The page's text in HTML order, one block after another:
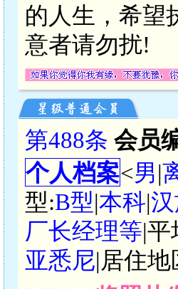
的人生，希望
意者请勿扰!
第488条 会员
个人档案<男|
型:B型|本科|
厂长经理等|平
亚悉尼|居住地